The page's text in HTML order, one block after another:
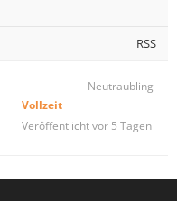
RSS
Neutraubling
Vollzeit
Veröffentlicht vor 5 Tagen